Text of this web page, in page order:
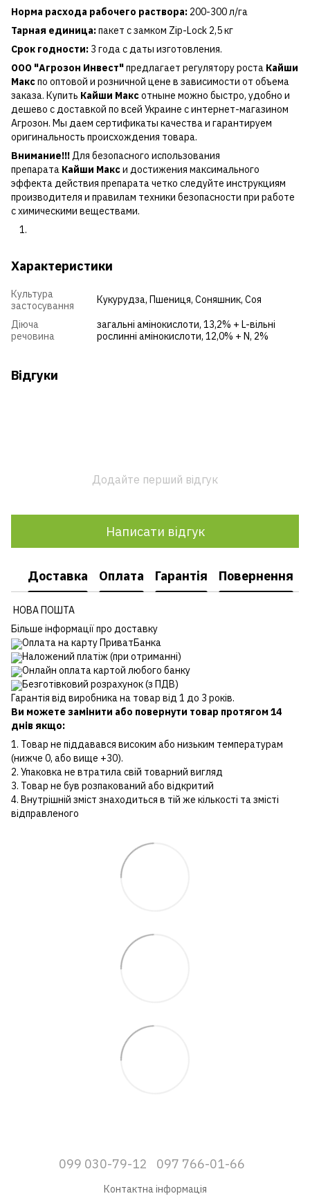
Норма расхода рабочего раствора: 200-300 л/га
Тарная единица:пакет с замком Zip-Lock 2,5 кг
Срок годности: 3 года с даты изготовления.
ООО "Агрозон Инвест"предлагает регулятору роста Кайши
Макспо оптовой и розничной цене в зависимости от объема
заказа. Купить Кайши Максотныне можно быстро, удобно и
дешево с доставкой по всей Украине с интернет-магазином
Агрозон. Мы даем сертификаты качества и гарантируем
оригинальность происхождения товара.
Внимание!!!Для безопасного использования
препарата Кайши Макси достижения максимального
эффекта действия препарата четко следуйте инструкциям
производителя и правилам техники безопасности при работе
с химическими веществами.
Характеристики
Культура
застосування
Кукурудза, Пшениця, Соняшник, Соя
Діюча
речовина
загальні амінокислоти, 13,2% + L-вільні
рослинні амінокислоти, 12,0% + N, 2%
Відгуки
Додайте перший відгук
Написати відгук
Доставка Оплата Гарантія Повернення
НОВА ПОШТА
Більше інформації про доставку
Оплата на карту ПриватБанка
Наложений платіж (при отриманні)
Онлайн оплата картой любого банку
Безготівковий розрахунок (з ПДВ)
Гарантія від виробника на товар від 1 до 3 років.
Ви можете замінити або повернути товар протягом 14
днів якщо:
1. Товар не піддавався високим або низьким температурам
(нижче 0, або вище +30).
2. Упаковка не втратила свій товарний вигляд
3. Товар не був розпакований або відкритий
4. Внутрішній зміст знаходиться в тій же кількості та змісті
відправленого
099 030-79-12 097 766-01-66
Контактна інформація